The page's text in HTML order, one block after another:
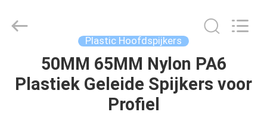
License.
Plastic Hoofdspijkers
50MM 65MM Nylon PA6
Plastiek Geleide Spijkers voor
Profiel